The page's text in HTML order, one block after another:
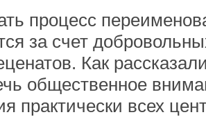
процесс
за счет
Как
общественное
практически всех